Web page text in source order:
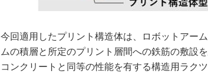
今回適用したプリント構造体は、ロボットアー
ムの積層と所定のプリント層間への鉄筋の敷設
コンクリートと同等の性能を有する構造用ラク